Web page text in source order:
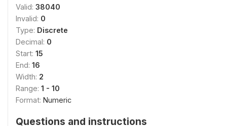
Valid: 38040
Invalid: 0
Type: Discrete
Decimal: 0
Start: 15
End: 16
Width: 2
Range: 1 - 10
Format: Numeric
Questions and instructions